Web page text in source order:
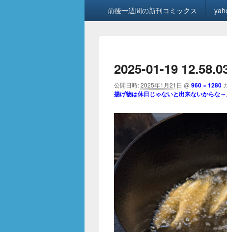
前後一週間の新刊コミックス
2025-01-19
公開日時:2025年1月21日 @960 × 1280
揚げ物は休日じゃないと出来ないからな～